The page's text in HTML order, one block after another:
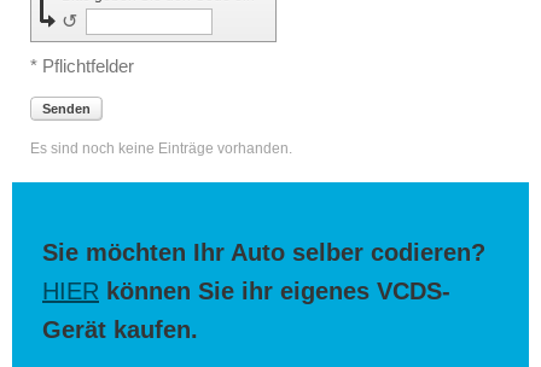
↺
* Pflichtfelder
Senden
Es sind noch keine Einträge vorhanden.
Sie möchten Ihr Auto selber codieren?
HIER können Sie ihr eigenes VCDS-
Gerät kaufen.